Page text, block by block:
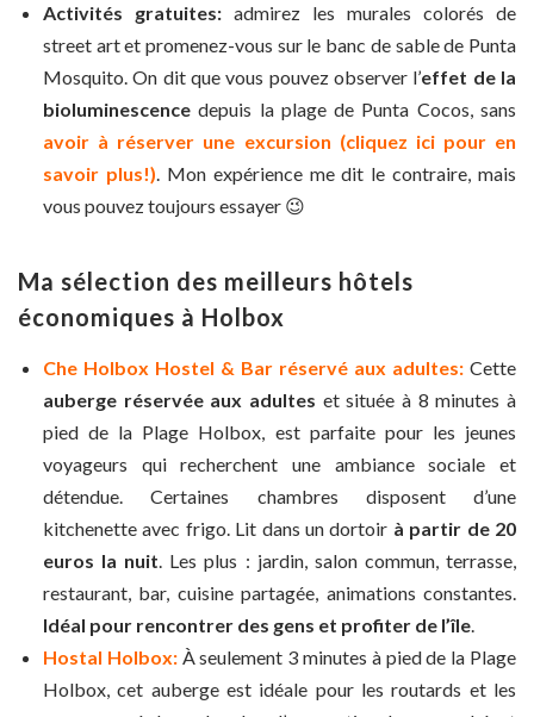
Activités gratuites: admirez les murales colorés de
street art et promenez-vous sur le banc de sable de Punta
Mosquito. On dit que vous pouvez observer l’effet de la
bioluminescence depuis la plage de Punta Cocos, sans
avoir à réserver une excursion (cliquez ici pour en
savoir plus!). Mon expérience me dit le contraire, mais
vous pouvez toujours essayer 😉
Ma sélection des meilleurs hôtels
économiques à Holbox
Che Holbox Hostel & Bar réservé aux adultes: Cette
auberge réservée aux adultes et située à 8 minutes à
pied de la Plage Holbox, est parfaite pour les jeunes
voyageurs qui recherchent une ambiance sociale et
détendue. Certaines chambres disposent d’une
kitchenette avec frigo. Lit dans un dortoir à partir de 20
euros la nuit. Les plus : jardin, salon commun, terrasse,
restaurant, bar, cuisine partagée, animations constantes.
Idéal pour rencontrer des gens et profiter de l’île.
Hostal Holbox:À seulement 3 minutes à pied de la Plage
Holbox, cet auberge est idéale pour les routards et les